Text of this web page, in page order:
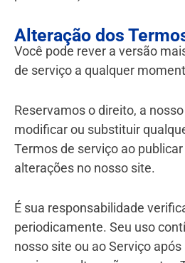
Alteração dos
Você pode rever a versão
de serviço a qualquer
Reservamos o direito, a
modificar ou substituir
Termos de serviço ao
alterações no nosso site.
É sua responsabilidade
periodicamente. Seu uso
nosso site ou ao Serviço